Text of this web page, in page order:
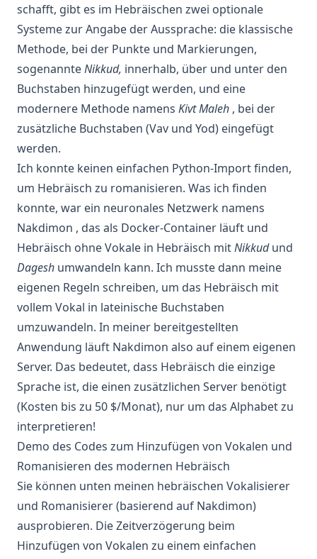
schafft, gibt es im Hebräischen zwei optionale
Systeme zur Angabe der Aussprache: die klassische
Methode, bei der Punkte und Markierungen,
sogenannteNikkud, innerhalb, über und unter den
Buchstaben hinzugefügt werden, und eine
modernere Methode namens Kivt Maleh , bei der
zusätzliche Buchstaben (Vav und Yod) eingefügt
werden.
Ich konnte keinen einfachen Python-Import finden,
um Hebräisch zu romanisieren. Was ich finden
konnte, war ein neuronales Netzwerk namens
Nakdimon , das als Docker-Container läuft und
Hebräisch ohne Vokale in Hebräisch mitNikkudund
Dagesh umwandeln kann. Ich musste dann meine
eigenen Regeln schreiben, um das Hebräisch mit
vollem Vokal in lateinische Buchstaben
umzuwandeln. In meiner bereitgestellten
Anwendung läuft Nakdimon also auf einem eigenen
Server. Das bedeutet, dass Hebräisch die einzige
Sprache ist, die einen zusätzlichen Server benötigt
(Kosten bis zu 50 $/Monat), nur um das Alphabet zu
interpretieren!
Demo des Codes zum Hinzufügen von Vokalen und
Romanisieren des modernen Hebräisch
Sie können unten meinen hebräischen Vokalisierer
und Romanisierer (basierend auf Nakdimon)
ausprobieren. Die Zeitverzögerung beim
Hinzufügen von Vokalen zu einem einfachen